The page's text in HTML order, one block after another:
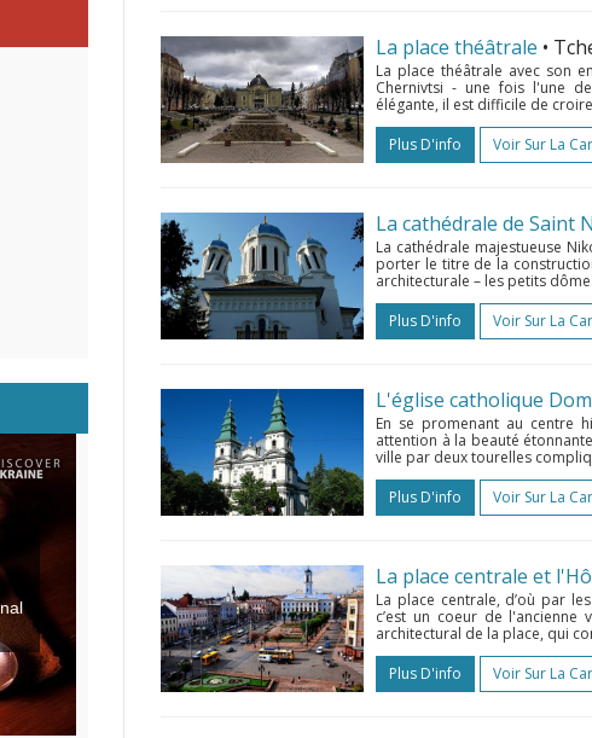
La place théâtrale •
La place théâtrale avec son
Chernivtsi - une fois l'une
élégante, il est difficile de
Plus D'info
Voir Sur La
La cathédrale de Saint
La cathédrale majestueuse
porter le titre de la
architecturale – les petits
Plus D'info
Voir Sur La
En se promenant au centre
attention à la beauté
ville par deux tourelles
Plus D'info
Voir Sur La
La place centrale et
La place centrale, d’où par
c’est un coeur de l'ancienne
architectural de la place, qui
Plus D'info
Voir Sur La